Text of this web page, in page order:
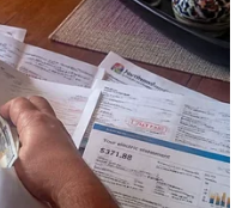
Phân tích